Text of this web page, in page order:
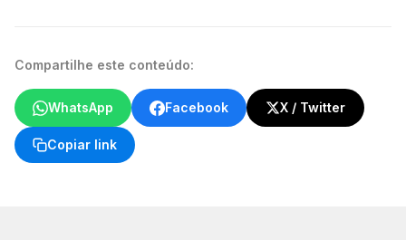
Compartilhe este conteúdo:
WhatsApp Facebook X / Twitter
Copiar link